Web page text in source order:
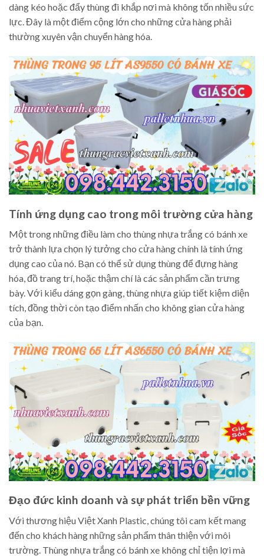
dàng kéo hoặc đẩy thùng đi khắp nơi mà không tốn nhiều sức
lực. Đây là một điểm cộng lớn cho những cửa hàng phải
thường xuyên vận chuyển hàng hóa.
Tính ứng dụng cao trong môi trường cửa hàng
Một trong những điều làm cho thùng nhựa trắng có bánh xe
trở thành lựa chọn lý tưởng cho cửa hàng chính là tính ứng
dụng cao của nó. Bạn có thể sử dụng thùng để đựng hàng
hóa, đồ trang trí, hoặc thậm chí là các sản phẩm cần trưng
bày. Với kiểu dáng gọn gàng, thùng nhựa giúp tiết kiệm diện
tích, đồng thời còn tạo điểm nhấn cho không gian cửa hàng
của bạn.
Đạo đức kinh doanh và sự phát triển bền vững
Với thương hiệu Việt Xanh Plastic, chúng tôi cam kết mang
đến cho khách hàng những sản phẩm thân thiện với môi
trường. Thùng nhựa trắng có bánh xe không chỉ tiện lợi mà